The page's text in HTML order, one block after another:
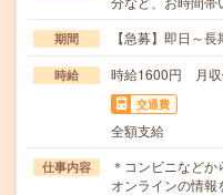
期間 【急募】即日～
時給 時給1600円 月収
交通費
全額支給
仕事内容
＊コンビニなど
オンラインの情